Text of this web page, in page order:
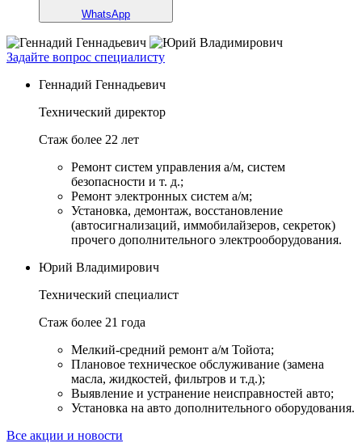
WhatsApp
Задайте вопрос специалисту
Геннадий Геннадьевич
Технический директор
Стаж более 22 лет
Ремонт систем управления а/м, систем
безопасности и т. д.;
Ремонт электронных систем а/м;
Установка, демонтаж, восстановление
(автосигнализаций, иммобилайзеров, секреток)
прочего дополнительного электрооборудования.
Юрий Владимирович
Технический специалист
Стаж более 21 года
Мелкий-средний ремонт а/м Тойота;
Плановое техническое обслуживание (замена
масла, жидкостей, фильтров и т.д.);
Выявление и устранение неисправностей авто;
Установка на авто дополнительного оборудования.
Все акции и новости